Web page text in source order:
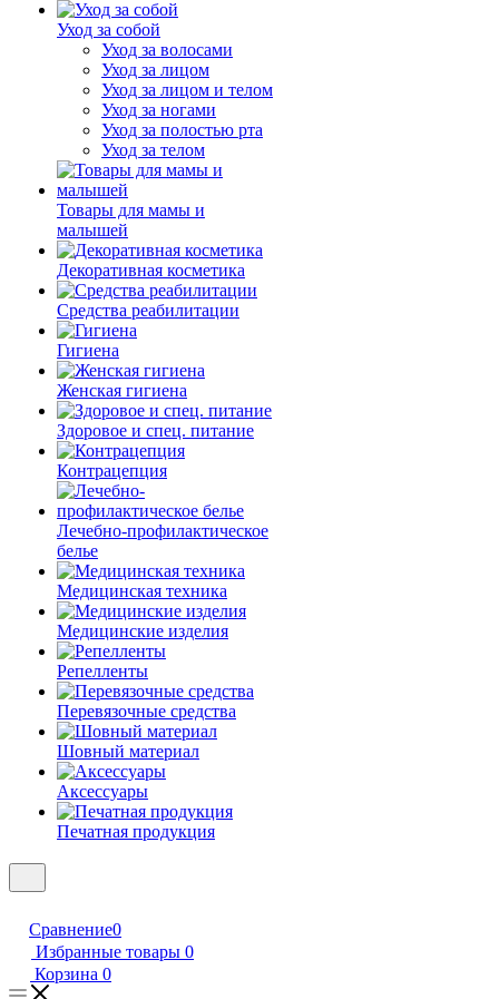
Уход за собой
Уход за волосами
Уход за лицом
Уход за лицом и телом
Уход за ногами
Уход за полостью рта
Уход за телом
Товары для мамы и
малышей
Декоративная косметика
Средства реабилитации
Гигиена
Женская гигиена
Здоровое и спец. питание
Контрацепция
Лечебно-профилактическое
белье
Медицинская техника
Медицинские изделия
Репелленты
Перевязочные средства
Шовный материал
Аксессуары
Печатная продукция
Сравнение0
Избранные товары 0
Корзина 0